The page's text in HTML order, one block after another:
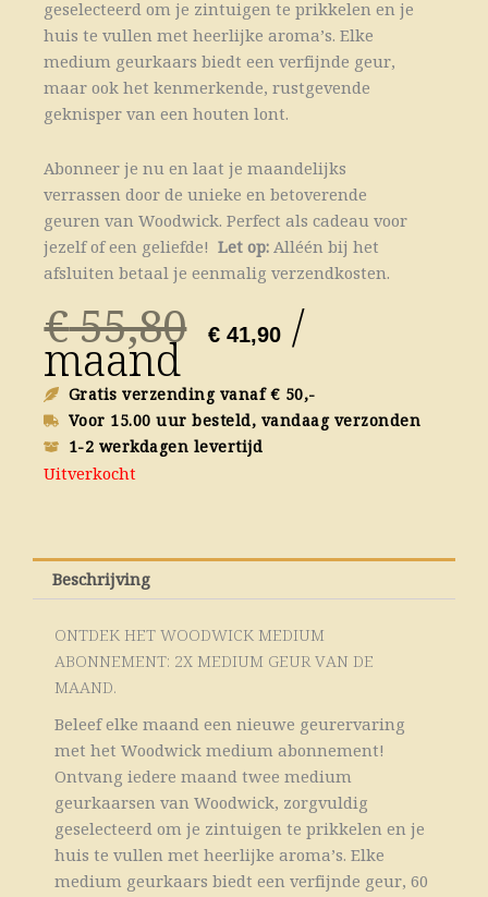
geselecteerd om je zintuigen te prikkelen en je
huis te vullen met heerlijke aroma’s. Elke
medium geurkaars biedt een verfijnde geur,
maar ook het kenmerkende, rustgevende
geknisper van een houten lont.
Abonneer je nu en laat je maandelijks
verrassen door de unieke en betoverende
geuren van Woodwick. Perfect als cadeau voor
jezelf of een geliefde!Let op: Alléén bij het
afsluiten betaal je eenmalig verzendkosten.
€55,80 prijs
was:
€ 55,80.
€ 41,90Huidige
prijs
is:
€ 41,90.
/
maand
Gratis verzending vanaf € 50,-
Voor 15.00 uur besteld, vandaag verzonden
1-2 werkdagen levertijd
Uitverkocht
Beschrijving
ONTDEK HET WOODWICK MEDIUM
ABONNEMENT: 2X MEDIUM GEUR VAN DE
MAAND.
Beleef elke maand een nieuwe geurervaring
met het Woodwick medium abonnement!
Ontvang iedere maand twee medium
geurkaarsen van Woodwick, zorgvuldig
geselecteerd om je zintuigen te prikkelen en je
huis te vullen met heerlijke aroma’s. Elke
medium geurkaars biedt een verfijnde geur, 60